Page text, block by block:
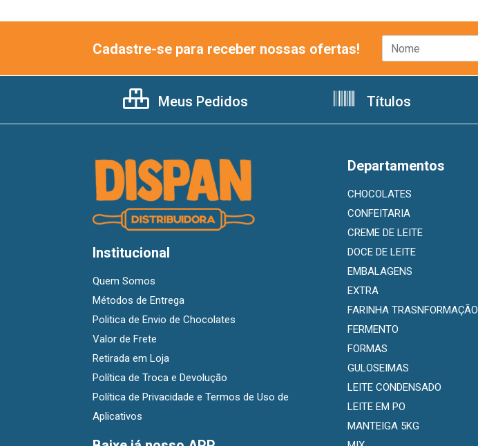
Cadastre-se para receber nossas ofertas!
Meus Pedidos Títulos
Institucional
Quem Somos
Métodos de Entrega
Politica de Envio de Chocolates
Valor de Frete
Retirada em Loja
Política de Troca e Devolução
Política de Privacidade e Termos de Uso de
Aplicativos
Departamentos
CHOCOLATES
CONFEITARIA
CREME DE LEITE
DOCE DE LEITE
EMBALAGENS
EXTRA
FARINHA TRASNFORMAÇÃO
FERMENTO
FORMAS
GULOSEIMAS
LEITE CONDENSADO
LEITE EM PO
MANTEIGA 5KG